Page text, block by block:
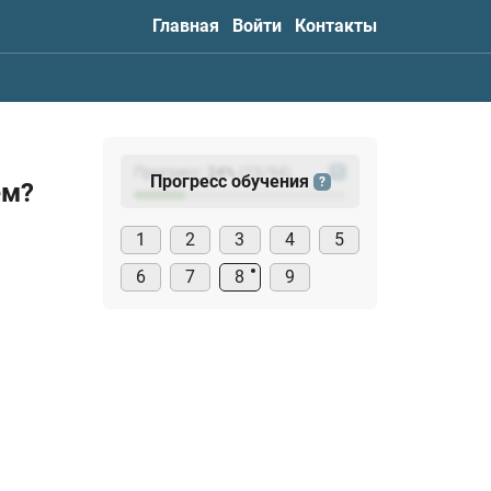
Главная Войти Контакты
Прогресс: (23
Прогресс обучения ?
1 2 3 4
5
6
7 8 9